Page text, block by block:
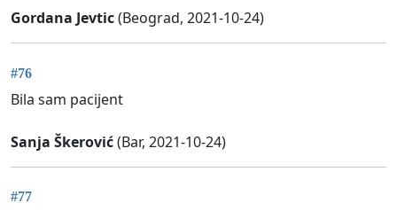
Gordana Jevtic(Beograd, 2021-10-24)
#76
Bila sam pacijent
Sanja Škerović(Bar, 2021-10-24)
#77